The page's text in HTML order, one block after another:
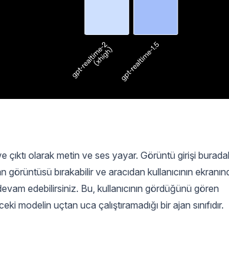
olarak metin ve ses yayar. Görüntü girişi
bırakabilir ve aracıdan kullanıcının
edebilirsiniz. Bu, kullanıcının gördüğünü gören
modelin uçtan uca çalıştıramadığı bir ajan sınıfıdır.